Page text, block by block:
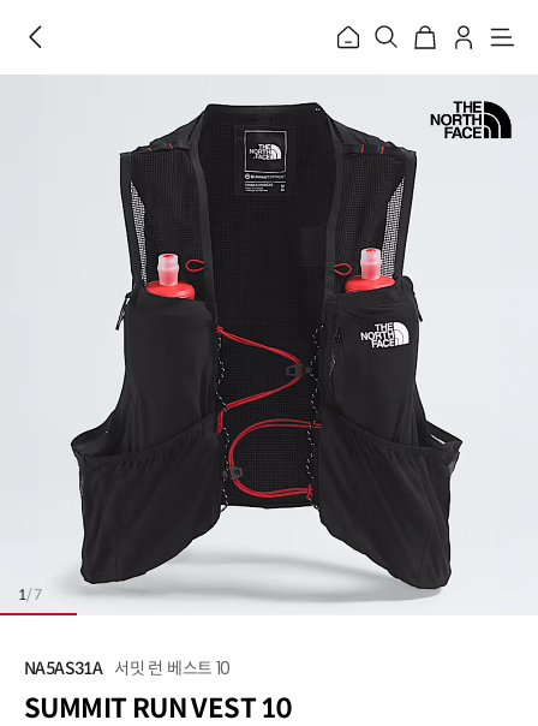
홈
메
1/7
NA5AS31A 서밋 런 베스트 10
SUMMIT RUN VEST 10